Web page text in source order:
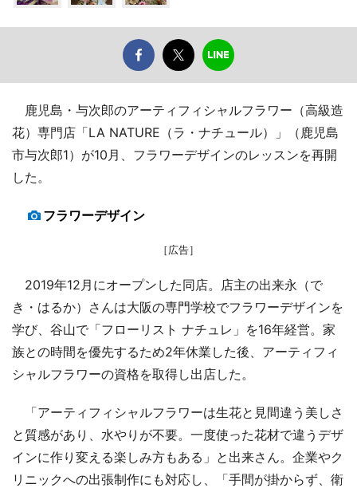
鹿児島・与次郎のアーティフィシャルフラワー（高級造
花）専門店「LA NATURE（ラ・ナチュール）」（鹿児島
市与次郎1）が10月、フラワーデザインのレッスンを再開
した。
フラワーデザイン
［広告］
2019年12月にオープンした同店。店主の出来永（で
き・はるか）さんは大阪の専門学校でフラワーデザインを
学び、谷山で「フローリスト ナチュレ」を16年経営。家
族との時間を優先するため2年休業した後、アーティフィ
シャルフラワーの資格を取得し出店した。
「アーティフィシャルフラワーは生花と見間違う美しさ
と質感があり、水やりが不要。一度使った花材で違うデザ
インに作り変える楽しみ方もある」と出来さん。企業やク
リニックへの出張制作にも対応し、「手間が掛からず、衛